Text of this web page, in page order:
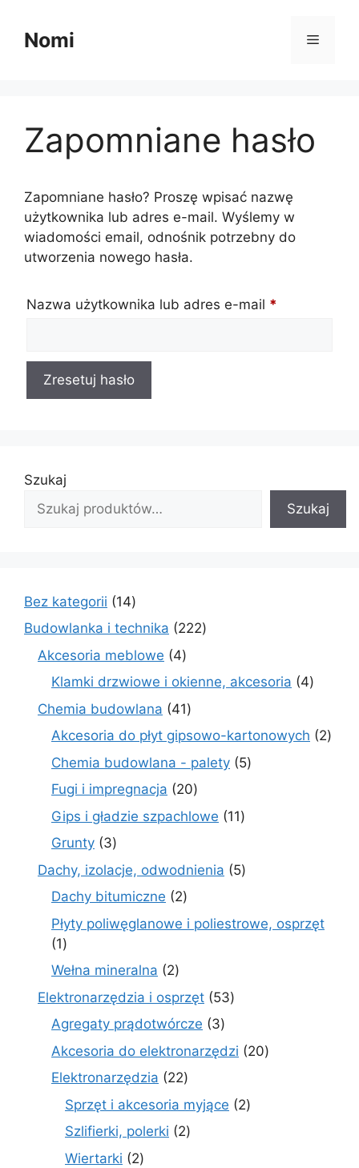
treściNomi Menu
Zapomniane hasło
Zapomniane hasło? Proszę wpisać nazwę
użytkownika lub adres e-mail. Wyślemy w
wiadomości email, odnośnik potrzebny do
utworzenia nowego hasła.
Nazwa użytkownika lub adres e-mail *
Zresetuj hasło
Szukaj
Szukaj
Bez kategorii 1414
produktów
Budowlanka i technika 222222
Akcesoria meblowe 44
produkty
Klamki drzwiowe i okienne, akcesoria 44
Chemia budowlana 4141
produktów
Akcesoria do płyt gipsowo-kartonowych 22
Chemia budowlana - palety 55
Fugi i impregnacja 2020
produktów
Gips i gładzie szpachlowe 1111
Grunty 33
produkty
Dachy, izolacje, odwodnienia 55
Dachy bitumiczne 22
produkty
Płyty poliwęglanowe i poliestrowe, osprzęt
11
produkt
Wełna mineralna 22
produkty
Elektronarzędzia i osprzęt 5353
Agregaty prądotwórcze 33
produkty
Akcesoria do elektronarzędzi 2020
Elektronarzędzia 2222
produkty
Sprzęt i akcesoria myjące 22
Szlifierki, polerki 22
Wiertarki 22